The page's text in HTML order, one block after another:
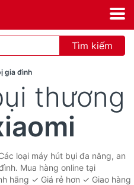
Tìm kiếm
gia đình
thương
loại máy hút bụi đa năng, an
Mua hàng online tại
hãng ✓ Giá rẻ hơn ✓ Giao hàng